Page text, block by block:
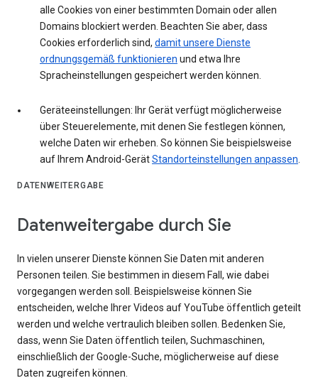
alle Cookies von einer bestimmten Domain oder allen
Domains blockiert werden. Beachten Sie aber, dass
Cookies erforderlich sind, damit unsere Dienste
ordnungsgemäß funktionieren und etwa Ihre
Spracheinstellungen gespeichert werden können.
Geräteeinstellungen: Ihr Gerät verfügt möglicherweise
über Steuerelemente, mit denen Sie festlegen können,
welche Daten wir erheben. So können Sie beispielsweise
auf Ihrem Android-GerätStandorteinstellungen anpassen
DATENWEITERGABE
Datenweitergabe durch Sie
In vielen unserer Dienste können Sie Daten mit anderen
Personen teilen. Sie bestimmen in diesem Fall, wie dabei
vorgegangen werden soll. Beispielsweise können Sie
entscheiden, welche Ihrer Videos auf YouTube öffentlich geteilt
werden und welche vertraulich bleiben sollen. Bedenken Sie,
dass, wenn Sie Daten öffentlich teilen, Suchmaschinen,
einschließlich der Google-Suche, möglicherweise auf diese
Daten zugreifen können.